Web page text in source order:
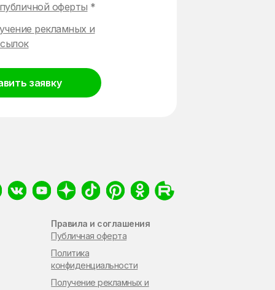
оферты *
рекламных и
заявку
Правила и соглашения
Публичная оферта
Политика
конфиденциальности
Получение рекламных и